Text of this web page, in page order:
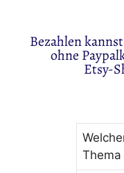
Bezahlen
ohne
Etsy-